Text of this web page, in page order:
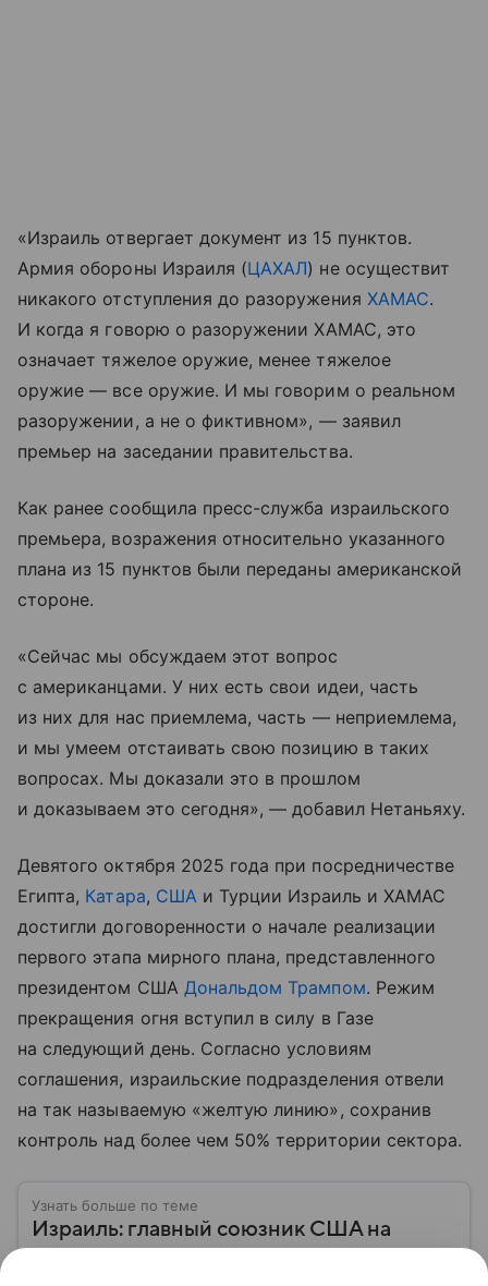
«Израиль отвергает документ из 15 пунктов.
Армия обороны Израиля (ЦАХАЛ) не осуществит
никакого отступления до разоружения ХАМАС.
И когда я говорю о разоружении ХАМАС, это
означает тяжелое оружие, менее тяжелое
оружие — все оружие. И мы говорим о реальном
разоружении, а не о фиктивном», — заявил
премьер на заседании правительства.
Как ранее сообщила пресс-служба израильского
премьера, возражения относительно указанного
плана из 15 пунктов были переданы американской
стороне.
«Сейчас мы обсуждаем этот вопрос
с американцами. У них есть свои идеи, часть
из них для нас приемлема, часть — неприемлема,
и мы умеем отстаивать свою позицию в таких
вопросах. Мы доказали это в прошлом
и доказываем это сегодня», — добавил Нетаньяху.
Девятого октября 2025 года при посредничестве
Египта, Катара, СШАи Турции Израиль и ХАМАС
достигли договоренности о начале реализации
первого этапа мирного плана, представленного
президентом США Дональдом Трампом. Режим
прекращения огня вступил в силу в Газе
на следующий день. Согласно условиям
соглашения, израильские подразделения отвели
на так называемую «желтую линию», сохранив
контроль над более чем 50% территории сектора.
Узнать больше по теме
Израиль: главный союзник США на